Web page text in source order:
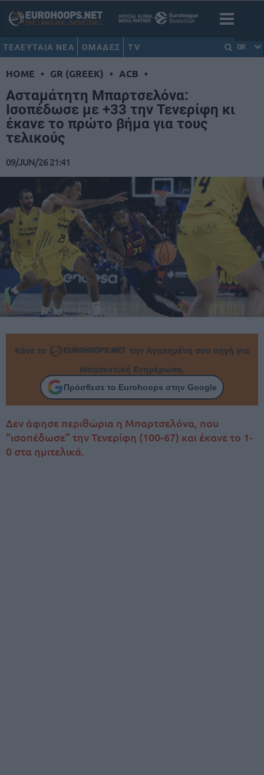
ΤΕΛΕΥΤΑΙΑ ΝΕΑ ΟΜΑΔΕΣ TV GR
HOME • GR (GREEK) • ACB •
Ασταμάτητη Μπαρτσελόνα:
Ισοπέδωσε με +33 την Τενερίφη κι
έκανε το πρώτο βήμα για τους
τελικούς
09/JUN/26 21:41
Κάνε το
την Αγαπημένη σου πηγή για
Μπασκετική Ενημέρωση.
Πρόσθεσε το Eurohoops στην Google
Δεν άφησε περιθώρια η Μπαρτσελόνα, που
“ισοπέδωσε” την Τενερίφη (100-67) και έκανε το 1-
0 στα ημιτελικά.